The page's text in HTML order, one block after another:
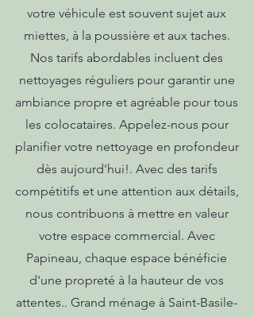
votre véhicule est souvent sujet aux
miettes, à la poussière et aux taches.
Nos tarifs abordables incluent des
nettoyages réguliers pour garantir une
ambiance propre et agréable pour tous
les colocataires. Appelez-nous pour
planifier votre nettoyage en profondeur
dès aujourd'hui!. Avec des tarifs
compétitifs et une attention aux détails,
nous contribuons à mettre en valeur
votre espace commercial. Avec
Papineau, chaque espace bénéficie
d'une propreté à la hauteur de vos
attentes.. Grand ménage à Saint-Basile-